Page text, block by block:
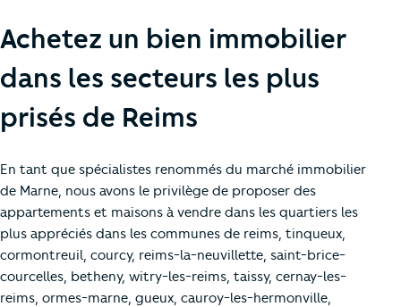
Achetez un bien immobilier
dans les secteurs les plus
prisés de Reims
En tant que spécialistes renommés du marché immobilier
de Marne, nous avons le privilège de proposer des
appartements et maisons à vendre dans les quartiers les
plus appréciés dans les communes de reims, tinqueux,
cormontreuil, courcy, reims-la-neuvillette, saint-brice-
courcelles, betheny, witry-les-reims, taissy, cernay-les-
reims, ormes-marne, gueux, cauroy-les-hermonville,